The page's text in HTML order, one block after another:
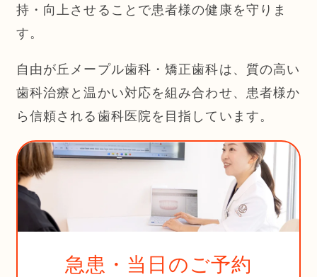
持・向上させることで患者様の健康を守りま
す。
自由が丘メープル歯科・矯正歯科は、質の高い
歯科治療と温かい対応を組み合わせ、患者様か
ら信頼される歯科医院を目指しています。
急患・当日のご予約